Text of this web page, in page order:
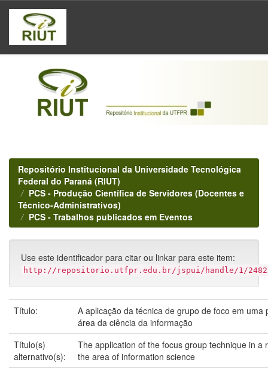
Skip
navigation
Repositório Institucional da Universidade Tecnológica
Federal do Paraná (RIUT)
PCS - Produção Científica de Servidores (Docentes e
Técnico-Administrativos)
PCS - Trabalhos publicados em Eventos
Use este identificador para citar ou linkar para este item:
http://repositorio.utfpr.edu.br/jspui/handle/1/
Título:
A aplicação da técnica de grupo de foco em uma
área da ciência da informação
Título(s)
alternativo(s):
The application of the focus group technique in a
the area of information science